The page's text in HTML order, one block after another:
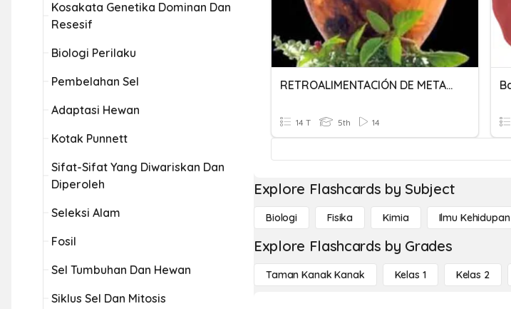
Kosakata Genetika Dominan Dan
Resesif
Biologi Perilaku
Pembelahan Sel
Adaptasi Hewan
Kotak Punnett
Sifat-Sifat Yang Diwariskan Dan
Diperoleh
Seleksi Alam
Fosil
Sel Tumbuhan Dan Hewan
Siklus Sel Dan Mitosis
RETROALIMENTACIÓN DE METABOLISMO 4TO AÑO
14 T 5th 14
Explore Flashcards by Subject
Biologi Fisika Kimia Ilmu Kehidupan
Explore Flashcards by Grades
Taman Kanak Kanak Kelas 1 Kelas 2